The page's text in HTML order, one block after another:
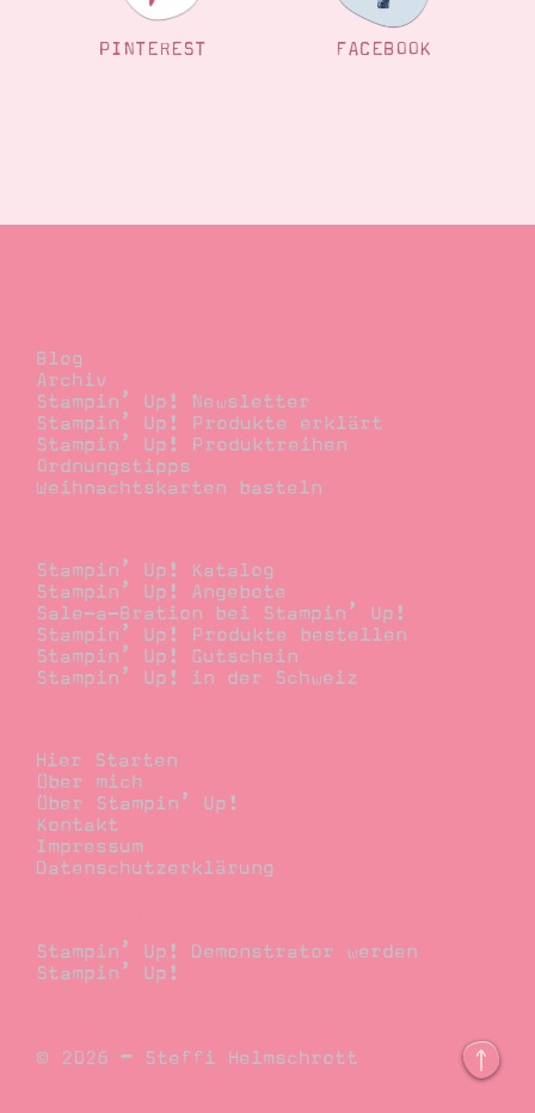
PINTEREST FACEBOOK
Blog
Archiv
Stampin’ Up! Newsletter
Stampin’ Up! Produkte erklärt
Stampin’ Up! Produktreihen
Ordnungstipps
Weihnachtskarten basteln
Stampin’ Up! Katalog
Stampin’ Up! Angebote
Sale-a-Bration bei Stampin’ Up!
Stampin’ Up! Produkte bestellen
Stampin’ Up! Gutschein
Stampin’ Up! in der Schweiz
Hier Starten
Über mich
Über Stampin’ Up!
Kontakt
Impressum
Datenschutzerklärung
Stampin’ Up! Demonstrator werden
Stampin’ Up!
© 2026 – Steffi Helmschrott